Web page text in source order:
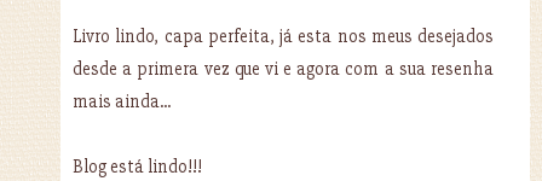
Livro lindo, capa perfeita, já esta nos meus desejados
desde a primera vez que vi e agora com a sua resenha
mais ainda...
Blog está lindo!!!